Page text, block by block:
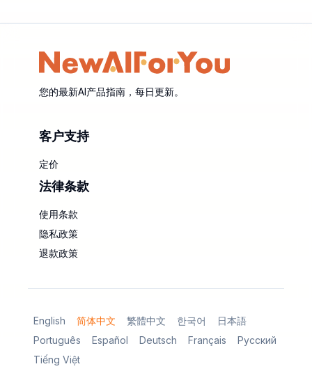
您的最新AI产品指南，每日更新。
客户支持
定价
法律条款
使用条款
隐私政策
退款政策
English 简体中文 繁體中文 한국어
日本語
Português
Español Deutsch Français
Русский
Tiếng Việt